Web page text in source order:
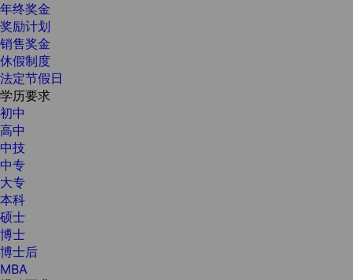
年终奖金
奖励计划
销售奖金
休假制度
法定节假日
学历要求
初中
高中
中技
中专
大专
本科
硕士
博士
博士后
MBA